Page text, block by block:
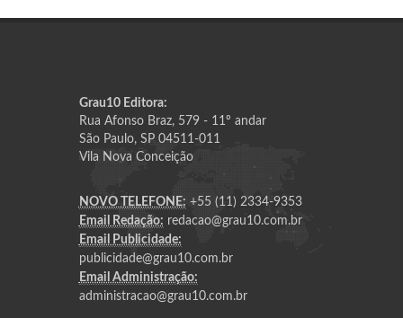
Grau10 Editora:
Rua Afonso Braz, 579 - 11º andar
São Paulo, SP 04511-011
Vila Nova Conceição
NOVO TELEFONE: +55 (11) 2334-9353
Email Redação: redacao@grau10.com.br
Email Publicidade:
publicidade@grau10.com.br
Email Administração:
administracao@grau10.com.br